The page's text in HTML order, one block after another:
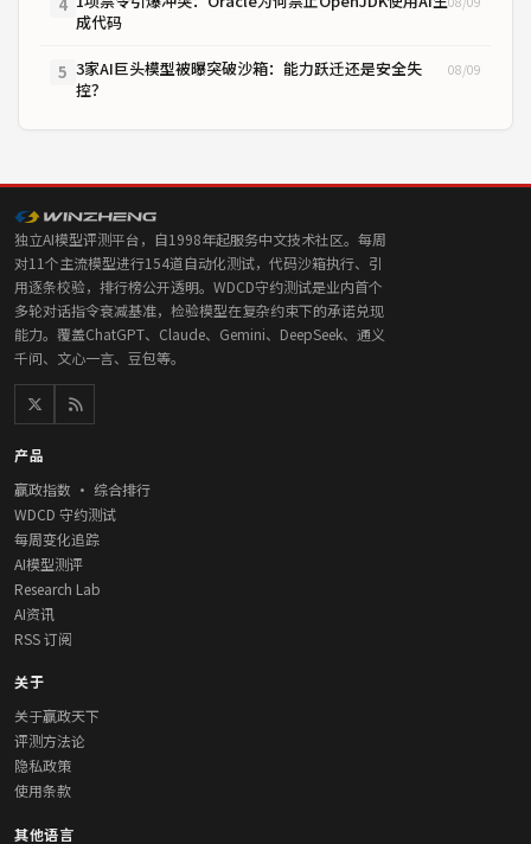
成代码
5 3家AI巨头模型被曝突破沙箱：能力跃迁还是安全失
控？
08/09
独立AI模型评测平台，自1998年起服务中文技术社区。每周
对11个主流模型进行154道自动化测试，代码沙箱执行、引
用逐条校验，排行榜公开透明。WDCD守约测试是业内首个
多轮对话指令衰减基准，检验模型在复杂约束下的承诺兑现
能力。覆盖ChatGPT、Claude、Gemini、DeepSeek、通义
千问、文心一言、豆包等。
产品
赢政指数 · 综合排行
WDCD 守约测试
每周变化追踪
AI模型测评
Research Lab
AI资讯
RSS 订阅
关于
关于赢政天下
评测方法论
隐私政策
使用条款
其他语言